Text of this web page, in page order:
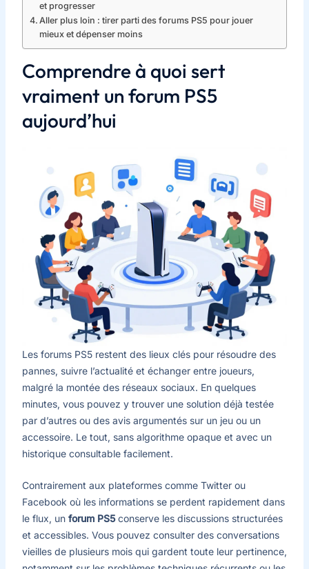
et progresser
Aller plus loin : tirer parti des forums PS5 pour jouer
mieux et dépenser moins
Comprendre à quoi sert
vraiment un forum PS5
aujourd’hui
Les forums PS5 restent des lieux clés pour résoudre des
pannes, suivre l’actualité et échanger entre joueurs,
malgré la montée des réseaux sociaux. En quelques
minutes, vous pouvez y trouver une solution déjà testée
par d’autres ou des avis argumentés sur un jeu ou un
accessoire. Le tout, sans algorithme opaque et avec un
historique consultable facilement.
Contrairement aux plateformes comme Twitter ou
Facebook où les informations se perdent rapidement dans
le flux, un forum PS5conserve les discussions structurées
et accessibles. Vous pouvez consulter des conversations
vieilles de plusieurs mois qui gardent toute leur pertinence,